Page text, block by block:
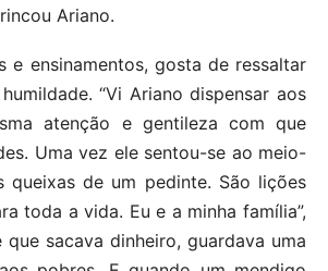
Ariano.
e ensinamentos, gosta de ressaltar
“Vi Ariano dispensar aos
atenção e gentileza com que
Uma vez ele sentou-se ao meio-
de um pedinte. São lições
toda a vida. Eu e a minha família”,
que sacava dinheiro, guardava uma